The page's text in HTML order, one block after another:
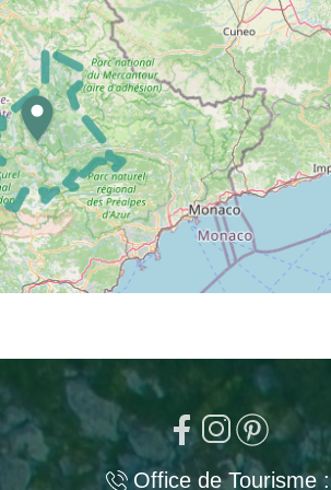
Office de Tourisme :